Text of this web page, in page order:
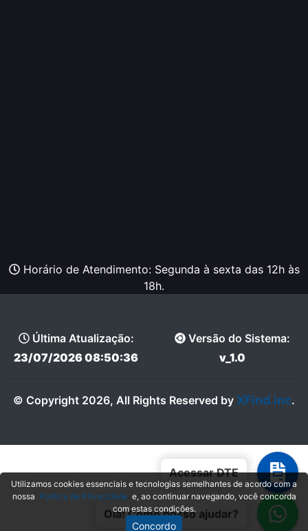
Acessar DTE
Olá! Como posso ajudar?
Horário de Atendimento: Segunda à sexta das 12h às
18h.
Última Atualização:
23/07/2026 08:50:36
Versão do Sistema:
v_1.0
© Copyright 2026, All Rights Reserved by XFind.inc.
Utilizamos cookies essenciais e tecnologias semelhantes de acordo com a
nossa Política de Privacidadee, ao continuar navegando, você concorda
com estas condições.
Concordo